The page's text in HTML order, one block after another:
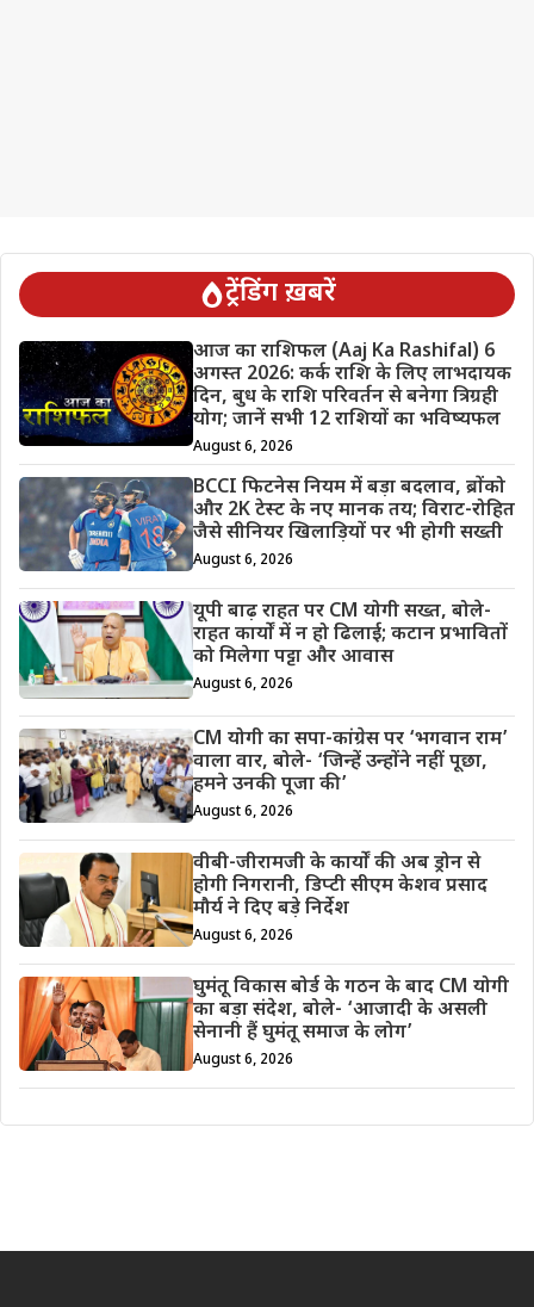
ट्रेंडिंग ख़बरें
आज का राशिफल (Aaj Ka Rashifal) 6
अगस्त 2026: कर्क राशि के लिए लाभदायक
दिन, बुध के राशि परिवर्तन से बनेगा त्रिग्रही
योग; जानें सभी 12 राशियों का भविष्यफल
August 6, 2026
BCCI फिटनेस नियम में बड़ा बदलाव, ब्रोंको
और 2K टेस्ट के नए मानक तय; विराट-रोहित
जैसे सीनियर खिलाड़ियों पर भी होगी सख्ती
August 6, 2026
यूपी बाढ़ राहत पर CM योगी सख्त, बोले-
राहत कार्यों में न हो ढिलाई; कटान प्रभावितों
को मिलेगा पट्टा और आवास
August 6, 2026
CM योगी का सपा-कांग्रेस पर ‘भगवान राम’
वाला वार, बोले- ‘जिन्हें उन्होंने नहीं पूछा,
हमने उनकी पूजा की’
August 6, 2026
वीबी-जीरामजी के कार्यों की अब ड्रोन से
होगी निगरानी, डिप्टी सीएम केशव प्रसाद
मौर्य ने दिए बड़े निर्देश
August 6, 2026
घुमंतू विकास बोर्ड के गठन के बाद CM योगी
का बड़ा संदेश, बोले- ‘आजादी के असली
सेनानी हैं घुमंतू समाज के लोग’
August 6, 2026